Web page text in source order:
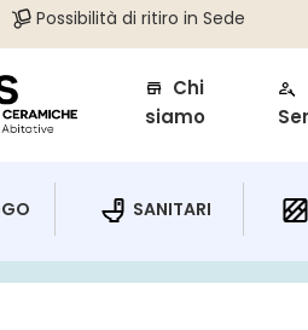
Possibilità di ritiro in Sede
Chi
siamo
SANITARI
Cuneo